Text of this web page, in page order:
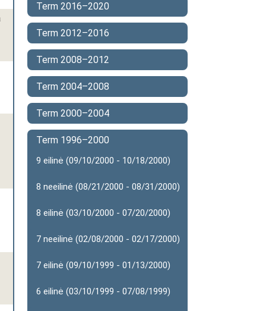
Term 2016–2020
Term 2012–2016
Term 2008–2012
Term 2004–2008
Term 2000–2004
Term 1996–2000
9 eilinė (09/10/2000 - 10/18/2000)
8 neeilinė (08/21/2000 - 08/31/2000)
8 eilinė (03/10/2000 - 07/20/2000)
7 neeilinė (02/08/2000 - 02/17/2000)
7 eilinė (09/10/1999 - 01/13/2000)
6 eilinė (03/10/1999 - 07/08/1999)